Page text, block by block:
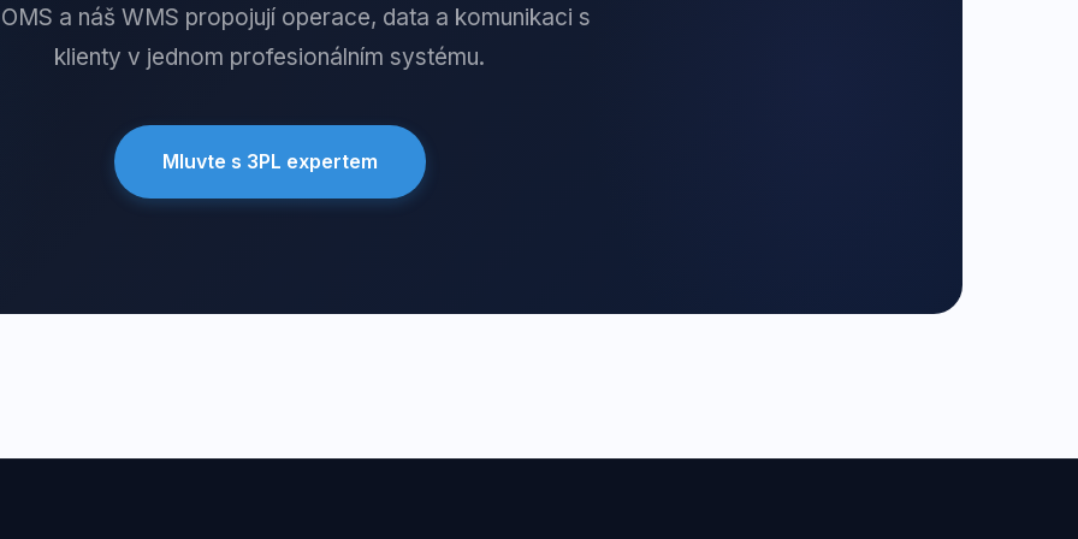
a náš WMS propojují operace, data a komunikaci s
klienty v jednom profesionálním systému.
Mluvte s 3PL expertem